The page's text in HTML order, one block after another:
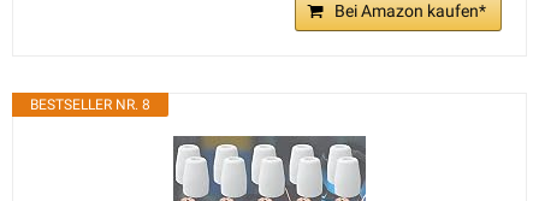
Bei Amazon kaufen*
BESTSELLER NR. 8